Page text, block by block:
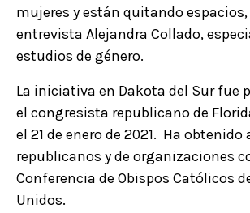
mujeres y están quitando espacios,
entrevista Alejandra Collado,
estudios de género.
La iniciativa en Dakota del Sur fue
el congresista republicano de
el 21 de enero de 2021. Ha obtenido
republicanos y de organizaciones
Conferencia de Obispos Católicos
Unidos.